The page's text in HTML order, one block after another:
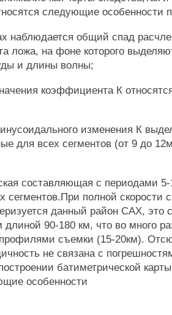
следующие особенности
наблюдается общий спад
ложа, на фоне которого
и длины волны;
коэффициента К
изменения К
для всех сегментов (от 9 до
составляющая с периодами
сегментов.При полной скорости
данный район САХ, это
длиной 90-180 км, что во много
съемки (15-20км).
не связана с
батиметрической
особенности